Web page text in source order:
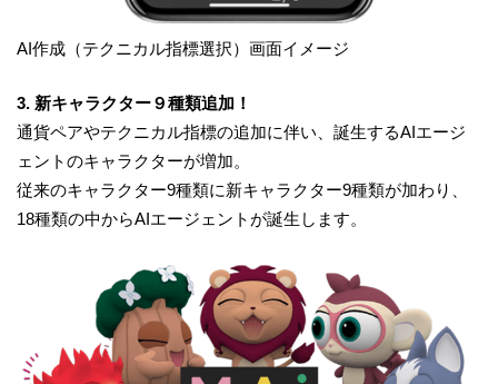
AI作成（テクニカル指標選択）画面イメージ
3. 新キャラクター９種類追加！
通貨ペアやテクニカル指標の追加に伴い、誕生するAIエージ
ェントのキャラクターが増加。
従来のキャラクター9種類に新キャラクター9種類が加わり、
18種類の中からAIエージェントが誕生します。